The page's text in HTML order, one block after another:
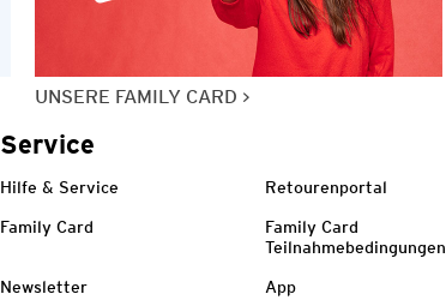
UNSERE FAMILY CARD
Service
Hilfe & Service Retourenportal
Family Card
Family Card
Teilnahmebedingungen
Newsletter App